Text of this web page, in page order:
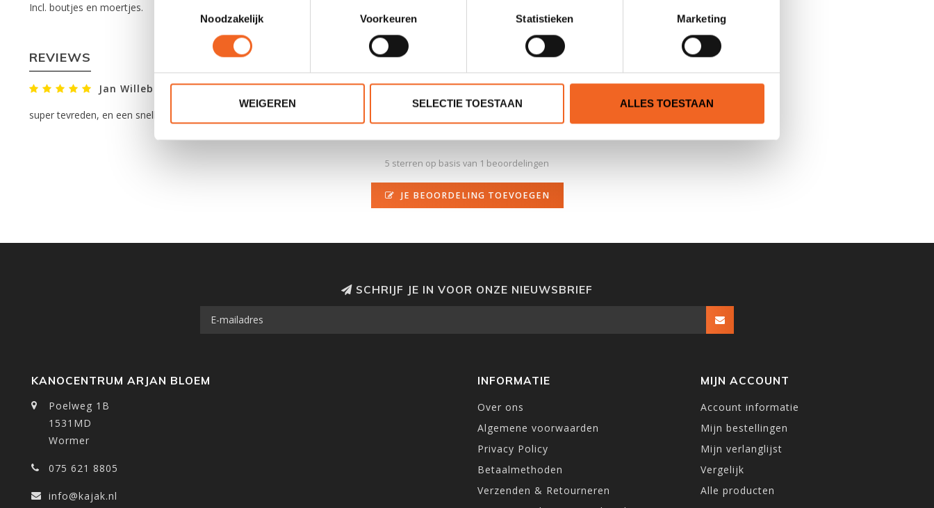
Noodzakelijk
Voorkeuren Statistieken Marketing
WEIGEREN SELECTIE TOESTAAN ALLES TOESTAAN
Incl. boutjes en moertjes.
REVIEWS
Jan Willeboordse Geplaatst op 2 Juli 2026 at 09:41
super tevreden, en een snelle levering
5 sterren op basis van 1 beoordelingen
JE BEOORDELING TOEVOEGEN
SCHRIJF JE IN VOOR ONZE NIEUWSBRIEF
KANOCENTRUM ARJAN BLOEM
Poelweg 1B
1531MD
Wormer
075 621 8805
info@kajak.nl
INFORMATIE
Over ons
Algemene voorwaarden
Privacy Policy
Betaalmethoden
Verzenden & Retourneren
MIJN ACCOUNT
Account informatie
Mijn bestellingen
Mijn verlanglijst
Vergelijk
Alle producten